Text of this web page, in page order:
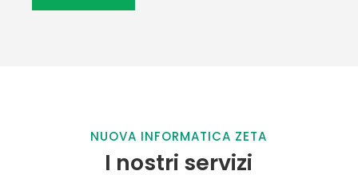
NUOVA INFORMATICA ZETA
I nostri servizi